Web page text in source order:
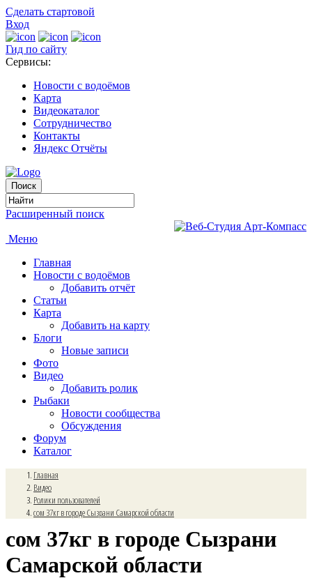
Сделать стартовой
Вход
Гид по сайту
Сервисы:
Новости с водоёмов
Карта
Видеокаталог
Сотрудничество
Контакты
Яндекс Отчёты
Расширенный поиск
Меню
Главная
Новости с водоёмов
Добавить отчёт
Статьи
Карта
Добавить на карту
Блоги
Новые записи
Фото
Видео
Добавить ролик
Рыбаки
Новости сообщества
Обсуждения
Форум
Каталог
Главная
Видео
Ролики пользователей
сом 37кг в городе Сызрани Самарской области
сом 37кг в городе Сызрани
Самарской области